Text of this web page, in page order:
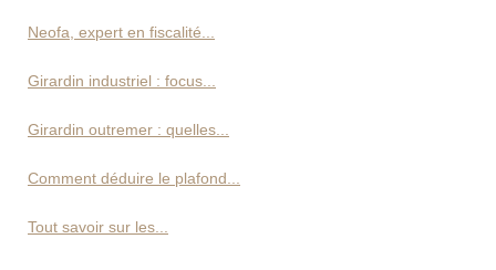
Neofa, expert en fiscalité...
Girardin industriel : focus...
Girardin outremer : quelles...
Comment déduire le plafond...
Tout savoir sur les...